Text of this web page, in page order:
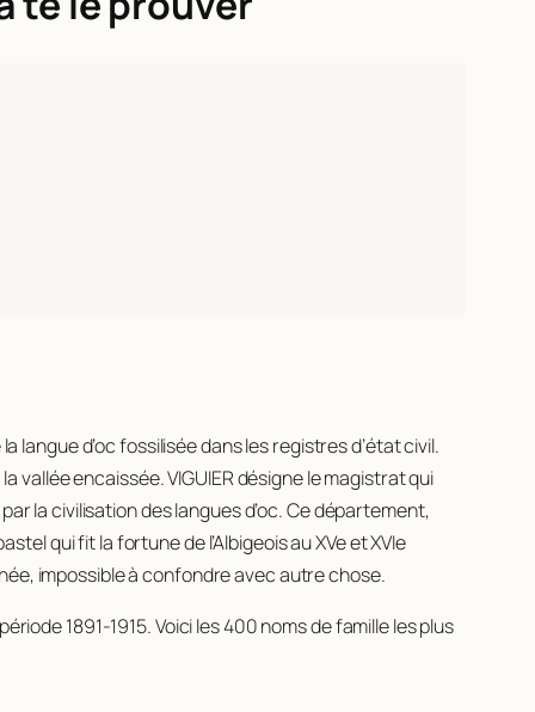
langue d’oc fossilisée dans les registres d’état civil.
la vallée encaissée. VIGUIER désigne le magistrat qui
la civilisation des langues d’oc. Ce département,
qui fit la fortune de l’Albigeois au XVe et XVIe
impossible à confondre avec autre chose.
1891-1915. Voici les 400 noms de famille les plus